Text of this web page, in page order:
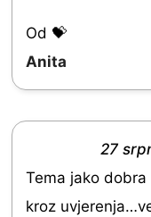
d
5
.
0
u
t
Od 💝
Anita
a
27
Tema jako
kroz